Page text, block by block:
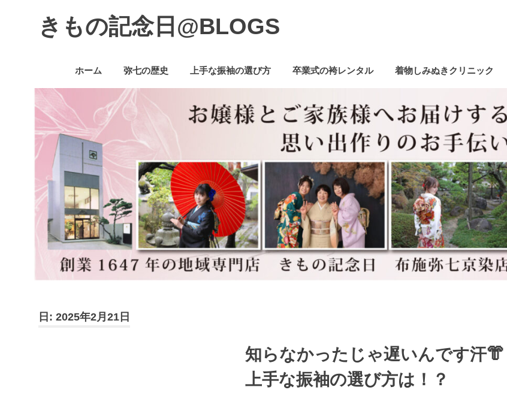
きもの記念日@BLOGS
心
者
で
も、
楽
し
ん
で
で
す。
ホーム 弥七の歴史 上手な振袖の選び方 卒業式の袴レンタル 着物しみぬきクリニック
日: 2025年2月21日
知らなかったじゃ遅いんです汗👘
上手な振袖の選び方は！？